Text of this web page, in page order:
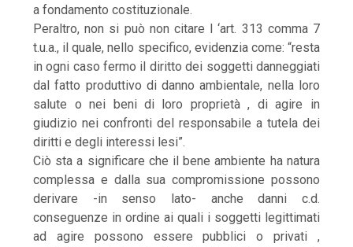
a fondamento costituzionale.
Peraltro, non si può non citare l ‘art. 313 comma 7
t.u.a., il quale, nello specifico, evidenzia come: “resta
in ogni caso fermo il diritto dei soggetti danneggiati
dal fatto produttivo di danno ambientale, nella loro
salute o nei beni di loro proprietà , di agire in
giudizio nei confronti del responsabile a tutela dei
diritti e degli interessi lesi”.
Ciò sta a significare che il bene ambiente ha natura
complessa e dalla sua compromissione possono
derivare -in senso lato- anche danni c.d.
conseguenze in ordine ai quali i soggetti legittimati
ad agire possono essere pubblici o privati ,